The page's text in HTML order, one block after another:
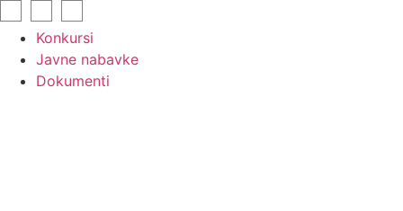
content
Konkursi
Javne nabavke
Dokumenti